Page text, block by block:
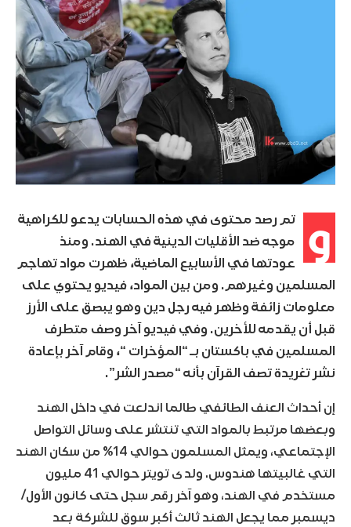
و
تم رصد محتوى في هذه الحسابات يدعو للكراهية
موجه ضد الأقليات الدينية في الهند. ومنذ
عودتها في الأسابيع الماضية، ظهرت مواد تهاجم
المسلمين وغيرهم. ومن بين المواد، فيديو يحتوي على
معلومات زائفة وظهر فيه رجل دين وهو يبصق على الأرز
قبل أن يقدمه للأخرين. وفي فيديو آخر وصف متطرف
المسلمين في باكستان بـ “المؤخرات “، وقام آخر بإعادة
نشر تغريدة تصف القرآن بأنه “مصدر الشر”.
إن أحداث العنف الطائفي طالما اندلعت في داخل الهند
وبعضها مرتبط بالمواد التي تنتشر على وسائل التواصل
الإجتماعي، ويمثل المسلمون حوالي 14% من سكان الهند
التي غالبيتها هندوس. ولدى تويتر حوالي 41 مليون
مستخدم في الهند، وهو آخر رقم سجل حتى كانون الأول/
ديسمبر مما يجعل الهند ثالث أكبر سوق للشركة بعد